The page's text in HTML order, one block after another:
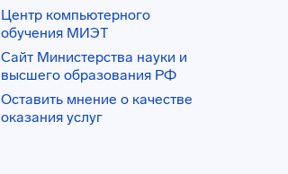
Центр компьютерного
обучения МИЭТ
Сайт Министерства науки и
высшего образования РФ
Оставить мнение о качестве
оказания услуг